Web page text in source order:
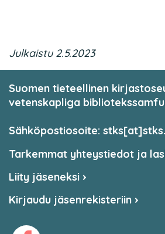
Julkaistu 2.5.2023
Suomen tieteellinen
vetenskapliga
Sähköpostiosoite:
Tarkemmat yhteystiedot ja
Liity jäseneksi
Kirjaudu jäsenrekisteriin